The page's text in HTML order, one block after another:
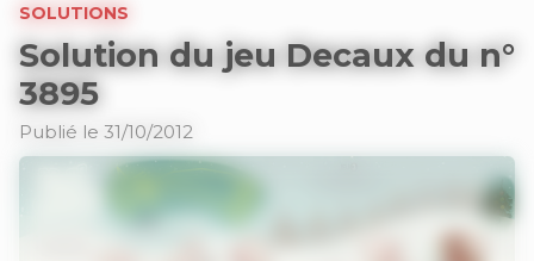
SOLUTIONS
Solution du jeu Decaux du n°
3895
Publié le 31/10/2012